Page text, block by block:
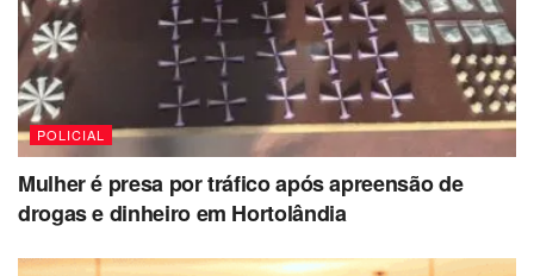
POLICIAL
Mulher é presa por tráfico após apreensão de
drogas e dinheiro em Hortolândia